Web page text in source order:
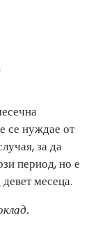
се нуждае от
за да
период, но е
месеца.